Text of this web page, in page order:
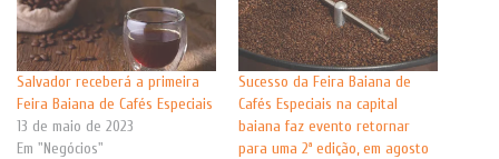
Salvador receberá a primeira
Feira Baiana de Cafés Especiais
13 de maio de 2023
Em "Negócios"
Sucesso da Feira Baiana de
Cafés Especiais na capital
baiana faz evento retornar
para uma 2ª edição, em agosto